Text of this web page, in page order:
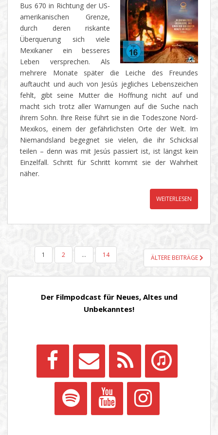
Bus 670 in Richtung der US-
amerikanischen Grenze,
durch deren riskante
Überquerung sich viele
Mexikaner ein besseres
Leben versprechen. Als
mehrere Monate später die Leiche des Freundes
auftaucht und auch von Jesús jegliches Lebenszeichen
fehlt, gibt seine Mutter die Hoffnung nicht auf und
macht sich trotz aller Warnungen auf die Suche nach
ihrem Sohn. Ihre Reise führt sie in die Todeszone Nord-
Mexikos, einem der gefährlichsten Orte der Welt. Im
Niemandsland begegnet sie vielen, die ihr Schicksal
teilen – denn was mit Jesús passiert ist, ist längst kein
Einzelfall. Schritt für Schritt kommt sie der Wahrheit
näher.
WEITERLESEN
SEITENNUMMERIERUNG
BEITRÄGE
1 2 … 14 ÄLTERE BEITRÄGE
Der Filmpodcast für Neues, Altes und
Unbekanntes!